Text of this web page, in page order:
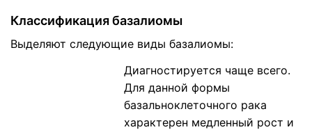
Классификация базалиомы
Выделяют следующие виды базалиомы:
Диагностируется чаще всего.
Для данной формы
базальноклеточного рака
характерен медленный рост и